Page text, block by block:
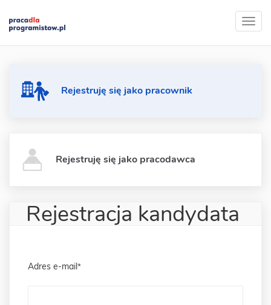
Rejestruję się jako pracownik
Rejestruję się jako pracodawca
Rejestracja kandydata
Adres e-mail